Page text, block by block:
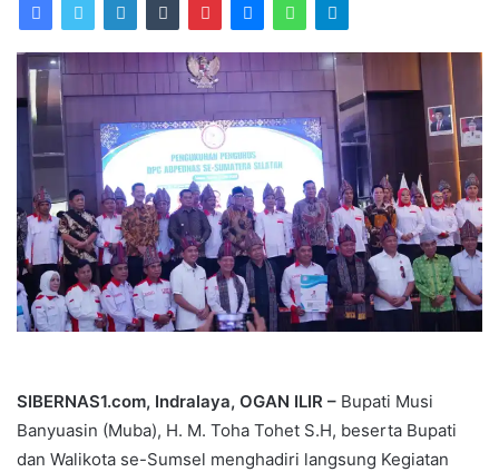
email
SIBERNAS1.com, Indralaya, OGAN ILIR – Bupati Musi
Banyuasin (Muba), H. M. Toha Tohet S.H, beserta Bupati
dan Walikota se-Sumsel menghadiri langsung Kegiatan